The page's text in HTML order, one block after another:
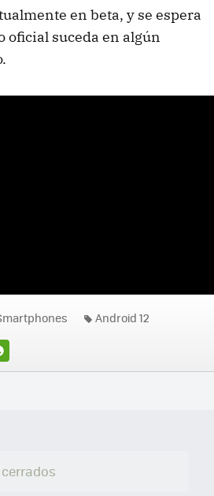
en beta, y se espera
oficial suceda en algún
Android 12